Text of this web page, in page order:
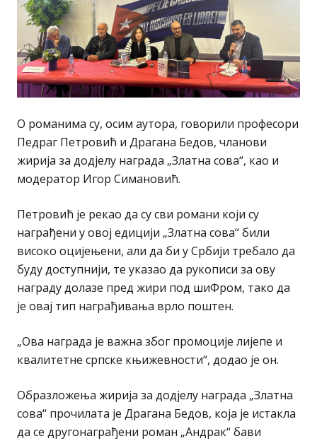
О романима су, осим аутора, говорили професори
Педраг Петровић и Драгана Бедов, чланови
жирија за додјелу награда „Златна сова“, као и
модератор Игор Симановић.
Петровић је рекао да су сви романи који су
награђени у овој едицији „Златна сова“ били
високо оцијењени, али да би у Србији требало да
буду доступнији, те указао да рукописи за ову
награду долазе пред жири под шиФром, тако да
је овај тип награђивања врло поштен.
„Ова награда је важна због промоције лијепе и
квалитетне српске књижевности“, додао је он.
Образложења жирија за додјелу награда „Златна
сова“ прочилата је Драгана Бедов, која је истакла
да се другонаграђени роман „Андрак“ бави